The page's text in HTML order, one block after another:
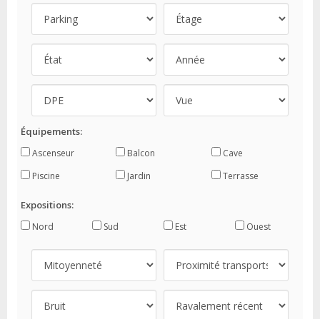
Équipements:
Ascenseur Balcon
Cave
Piscine
Jardin Terrasse
Expositions:
Nord Sud Est Ouest